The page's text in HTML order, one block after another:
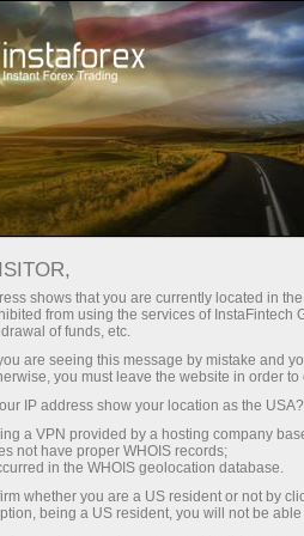
Швидке відкриття рахунку
Інвесторам
демо-рахунок
Часті вопросы
МОНІТОРИНГ
shows that you are currently located in
from using the services of
of funds, etc.
are seeing this message by mistake and
you must leave the website in order
IP address show your location as the USA?
a VPN provided by a hosting company
not have proper WHOIS records;
in the WHOIS geolocation database.
whether you are a US resident or not by
being a US resident, you will not be